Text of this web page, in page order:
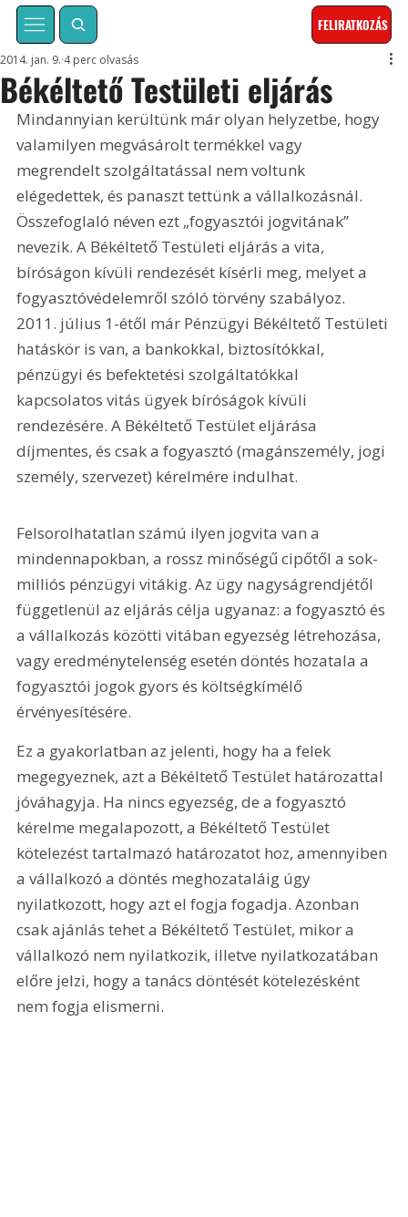
FELIRATKOZÁS
Békéltető Testületi eljárás
2014. jan. 9. 4 perc olvasás
Mindannyian kerültünk már olyan helyzetbe, hogy
valamilyen megvásárolt termékkel vagy
megrendelt szolgáltatással nem voltunk
elégedettek, és panaszt tettünk a vállalkozásnál.
Összefoglaló néven ezt „fogyasztói jogvitának”
nevezik. A Békéltető Testületi eljárás a vita,
bíróságon kívüli rendezését kísérli meg, melyet a
fogyasztóvédelemről szóló törvény szabályoz.
2011. július 1-étől már Pénzügyi Békéltető Testületi
hatáskör is van, a bankokkal, biztosítókkal,
pénzügyi és befektetési szolgáltatókkal
kapcsolatos vitás ügyek bíróságok kívüli
rendezésére. A Békéltető Testület eljárása
díjmentes, és csak a fogyasztó (magánszemély, jogi
személy, szervezet) kérelmére indulhat.
Felsorolhatatlan számú ilyen jogvita van a
mindennapokban, a rossz minőségű cipőtől a sok-
milliós pénzügyi vitákig. Az ügy nagyságrendjétől
függetlenül az eljárás célja ugyanaz: a fogyasztó és
a vállalkozás közötti vitában egyezség létrehozása,
vagy eredménytelenség esetén döntés hozatala a
fogyasztói jogok gyors és költségkímélő
érvényesítésére.
Ez a gyakorlatban az jelenti, hogy ha a felek
megegyeznek, azt a Békéltető Testület határozattal
jóváhagyja. Ha nincs egyezség, de a fogyasztó
kérelme megalapozott, a Békéltető Testület
kötelezést tartalmazó határozatot hoz, amennyiben
a vállalkozó a döntés meghozataláig úgy
nyilatkozott, hogy azt el fogja fogadja. Azonban
csak ajánlás tehet a Békéltető Testület, mikor a
vállalkozó nem nyilatkozik, illetve nyilatkozatában
előre jelzi, hogy a tanács döntését kötelezésként
nem fogja elismerni.